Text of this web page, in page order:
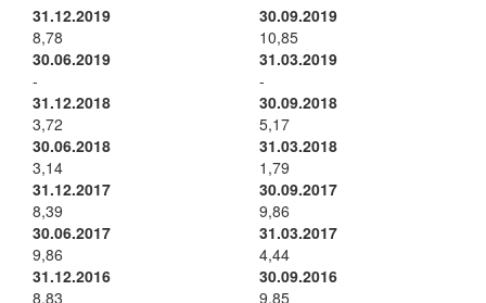
31.12.2019
8,78
30.09.2019
10,85
30.06.2019
-
31.03.2019
-
31.12.2018
3,72
30.09.2018
5,17
30.06.2018
3,14
31.03.2018
1,79
31.12.2017
8,39
30.09.2017
9,86
30.06.2017
9,86
31.03.2017
4,44
31.12.2016
8,83
30.09.2016
9,85